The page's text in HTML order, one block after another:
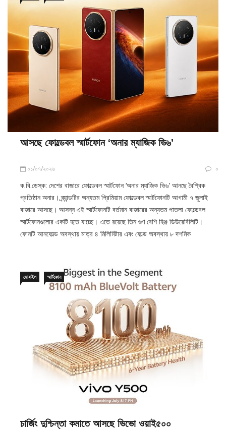
আসছে ফোল্ডেবল স্মার্টফোন ‘অনার ম্যাজিক ভি৬’
০১/০৭/২০২৬ ০
ক.বি.ডেস্ক: দেশের বাজারে ফোল্ডেবল স্মার্টফোন ‘অনার ম্যাজিক ভি৬’ আনছে বৈশ্বিক
প্রতিষ্ঠান অনার। ব্র্যান্ডটির অন্যতম প্রিমিয়াম ফোল্ডেবল স্মার্টফোনটি আগামী ৭ জুলাই
বাজারে আসছে। আসন্ন এই স্মার্টফোনটি বর্তমান বাজারের অন্যতম পাতলা ফোল্ডেবল
স্মার্টফোনগুলোর একটি হতে যাচ্ছে। এতে রয়েছে তিন গুণ বেশি হিঞ্জ ডিউরেবিলিটি।
ফোনটি আনফোল্ড অবস্থায় মাত্র ৪ মিলিমিটার এবং ফোল্ড অবস্থায় ৮ দশমিক
মোবাইল স্মার্টফোন
চার্জিং দুশ্চিন্তা কমাতে আসছে ভিভো ওয়াই৫০০